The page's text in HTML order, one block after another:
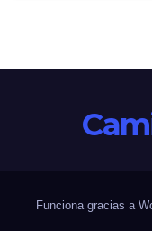
Funciona gracias a